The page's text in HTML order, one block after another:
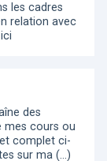
les cadres
relation avec
des
mes cours ou
complet ci-
sur ma (…)